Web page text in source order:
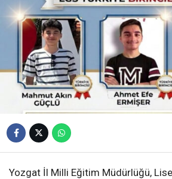
Yozgat İl Milli Eğitim Müdürlüğü,